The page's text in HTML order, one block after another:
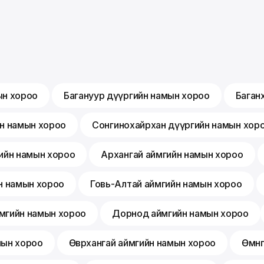
хороо Багануур дүүргийн намын хороо
намын хороо Сонгинохайрхан дүүргийн намын
намын хороо Архангай аймгийн намын хороо
намын хороо Говь-Алтай аймгийн намын хороо
намын хороо Дорнод аймгийн намын хороо
хороо Өвөрхангай аймгийн намын хороо